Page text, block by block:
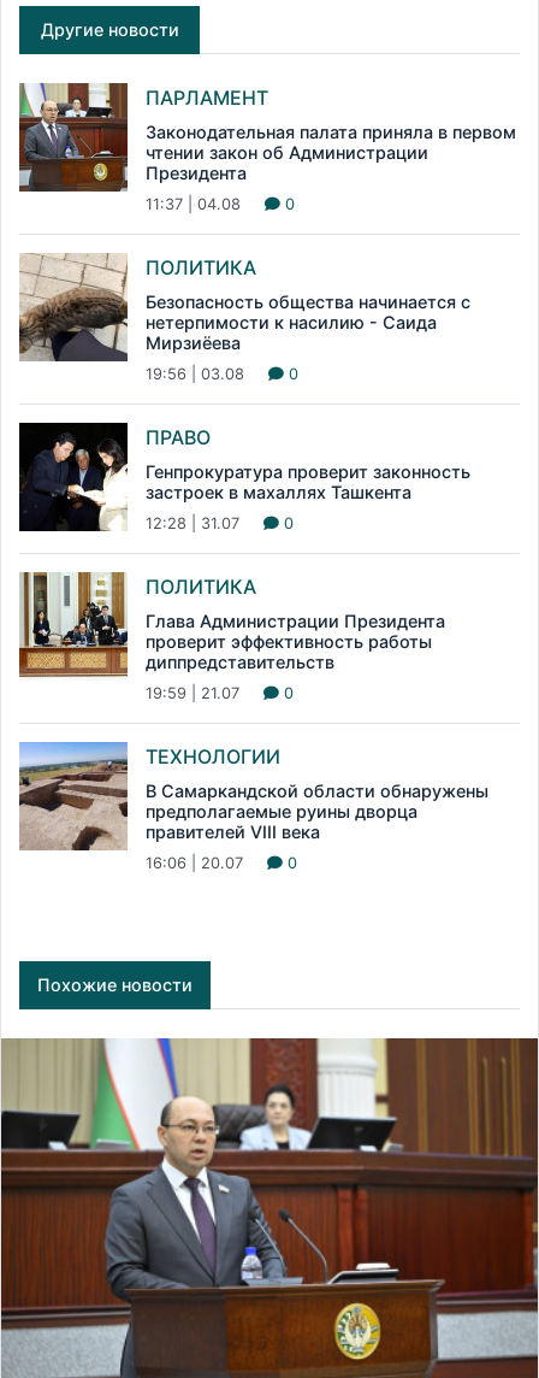
Другие новости
ПАРЛАМЕНТ
Законодательная палата приняла в первом
чтении закон об Администрации
Президента
11:37 | 04.08 0
ПОЛИТИКА
Безопасность общества начинается с
нетерпимости к насилию - Саида
Мирзиёева
19:56 | 03.08 0
ПРАВО
Генпрокуратура проверит законность
застроек в махаллях Ташкента
12:28 | 31.07 0
ПОЛИТИКА
Глава Администрации Президента
проверит эффективность работы
диппредставительств
19:59 | 21.07 0
ТЕХНОЛОГИИ
В Самаркандской области обнаружены
предполагаемые руины дворца
правителей VIII века
16:06 | 20.07 0
Похожие новости